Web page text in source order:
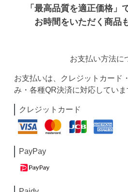
「最高品質を適正価格」
お時間をいただく商品
お支払い方法に
お支払いは、クレジットカード
み・各種QR決済に対応していま
クレジットカード
PayPay